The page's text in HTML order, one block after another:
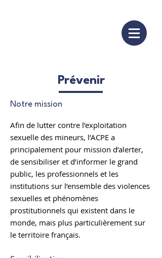
Prévenir
Notre mission
Afin de lutter contre l’exploitation
sexuelle des mineurs, l’ACPE a
principalement pour mission d’alerter,
de sensibiliser et d’informer le grand
public, les professionnels et les
institutions sur l’ensemble des violences
sexuelles et phénomènes
prostitutionnels qui existent dans le
monde, mais plus particulièrement sur
le territoire français.